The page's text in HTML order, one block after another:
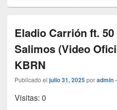
Eladio Carrión ft. 50
Salimos (Video
KBRN
Publicado el julio 31, 2025poradmin
Visitas: 0